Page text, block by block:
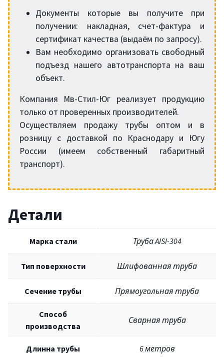
Документы которые вы получите при
получении: накладная, счет-фактура и
сертификат качества (выдаём по запросу).
Вам необходимо организовать свободный
подъезд нашего автотранспорта на ваш
объект.
Компания Мв-Стил-Юг реализует продукцию
только от проверенных производителей.
Осуществляем продажу трубы оптом и в
розницу с доставкой по Краснодару и Югу
России (имеем собственный габаритный
транспорт).
Детали
Марка стали Труба AISI-304
Тип поверхности Шлифованная труба
Сечение трубы Прямоугольная труба
Способ
производства
Сварная труба
Длинна трубы 6 метров